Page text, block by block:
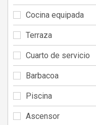
Cocina equipada
Terraza
Cuarto de servicio
Barbacoa
Piscina
Ascensor